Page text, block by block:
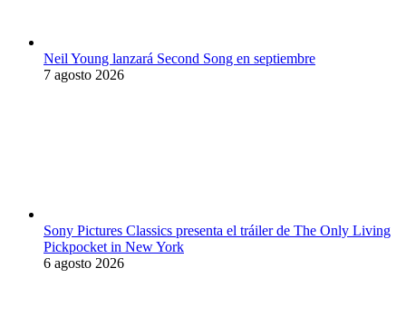
Neil Young lanzará Second Song en septiembre
7 agosto 2026
Sony Pictures Classics presenta el tráiler de The Only Living
Pickpocket in New York
6 agosto 2026